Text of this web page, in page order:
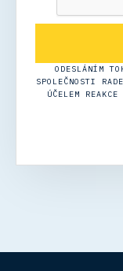
ODESLÁNÍM
SPOLEČNOSTI
ÚČELEM